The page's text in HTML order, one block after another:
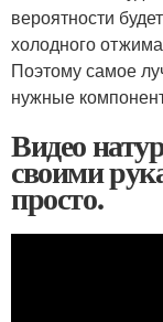
вероятности
холодного
Поэтому самое
нужные
Видео
своими
просто.